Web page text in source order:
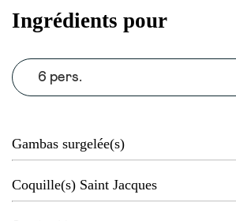
Ingrédients pour
6 pers.
Gambas surgelée(s)
Coquille(s) Saint Jacques